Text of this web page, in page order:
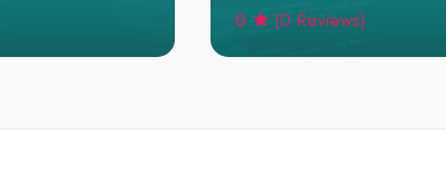
0 (0 Reviews)